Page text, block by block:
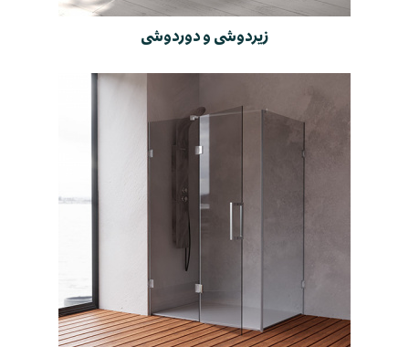
زیردوشی و دوردوشی